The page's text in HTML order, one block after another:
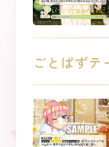
ごとぱずテ